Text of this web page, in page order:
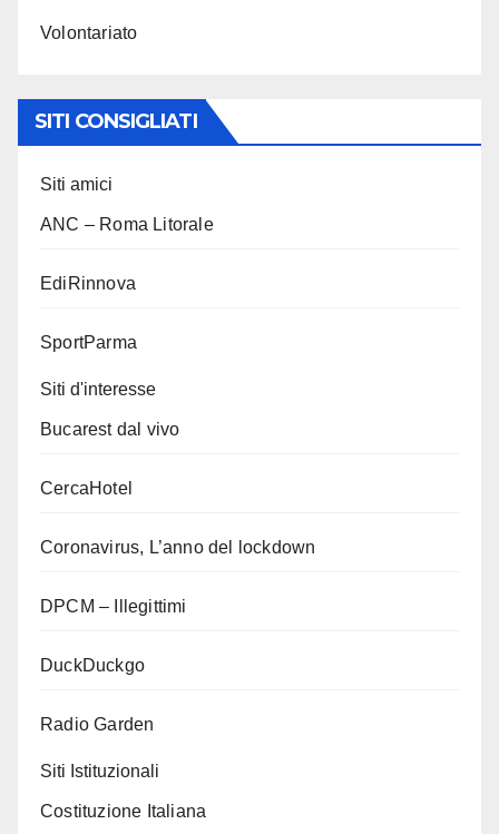
Volontariato
SITI CONSIGLIATI
Siti amici
ANC – Roma Litorale
EdiRinnova
SportParma
Siti d'interesse
Bucarest dal vivo
CercaHotel
Coronavirus, L’anno del lockdown
DPCM – Illegittimi
DuckDuckgo
Radio Garden
Siti Istituzionali
Costituzione Italiana